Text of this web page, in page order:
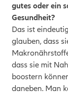
gutes oder ein
Gesundheit?
Das ist
glauben, dass
dass sie mit
boostern
daneben. Man